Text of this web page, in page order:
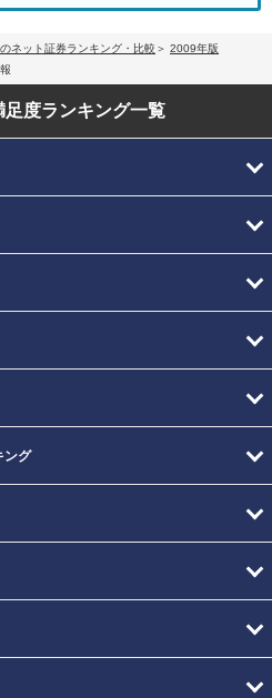
ネット証券ランキング・比較
2009年版
足度ランキング一覧
ング